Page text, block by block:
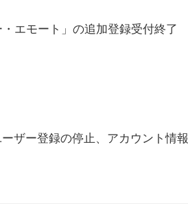
エモート」の追加登録受付終了
ザー登録の停止、アカウント情報